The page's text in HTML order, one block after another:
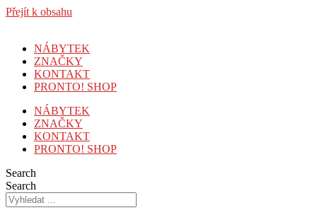
Přejít k obsahu
NÁBYTEK
ZNAČKY
KONTAKT
PRONTO! SHOP
NÁBYTEK
ZNAČKY
KONTAKT
PRONTO! SHOP
Search
Search